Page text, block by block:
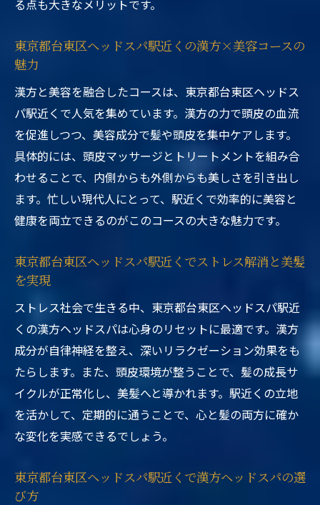
る点も大きなメリットです。
東京都台東区ヘッドスパ駅近くの漢方×美容コースの
魅力
漢方と美容を融合したコースは、東京都台東区ヘッドス
パ駅近くで人気を集めています。漢方の力で頭皮の血流
を促進しつつ、美容成分で髪や頭皮を集中ケアします。
具体的には、頭皮マッサージとトリートメントを組み合
わせることで、内側からも外側からも美しさを引き出し
ます。忙しい現代人にとって、駅近くで効率的に美容と
健康を両立できるのがこのコースの大きな魅力です。
東京都台東区ヘッドスパ駅近くでストレス解消と美髪
を実現
ストレス社会で生きる中、東京都台東区ヘッドスパ駅近
くの漢方ヘッドスパは心身のリセットに最適です。漢方
成分が自律神経を整え、深いリラクゼーション効果をも
たらします。また、頭皮環境が整うことで、髪の成長サ
イクルが正常化し、美髪へと導かれます。駅近くの立地
を活かして、定期的に通うことで、心と髪の両方に確か
な変化を実感できるでしょう。
東京都台東区ヘッドスパ駅近くで漢方ヘッドスパの選
び方